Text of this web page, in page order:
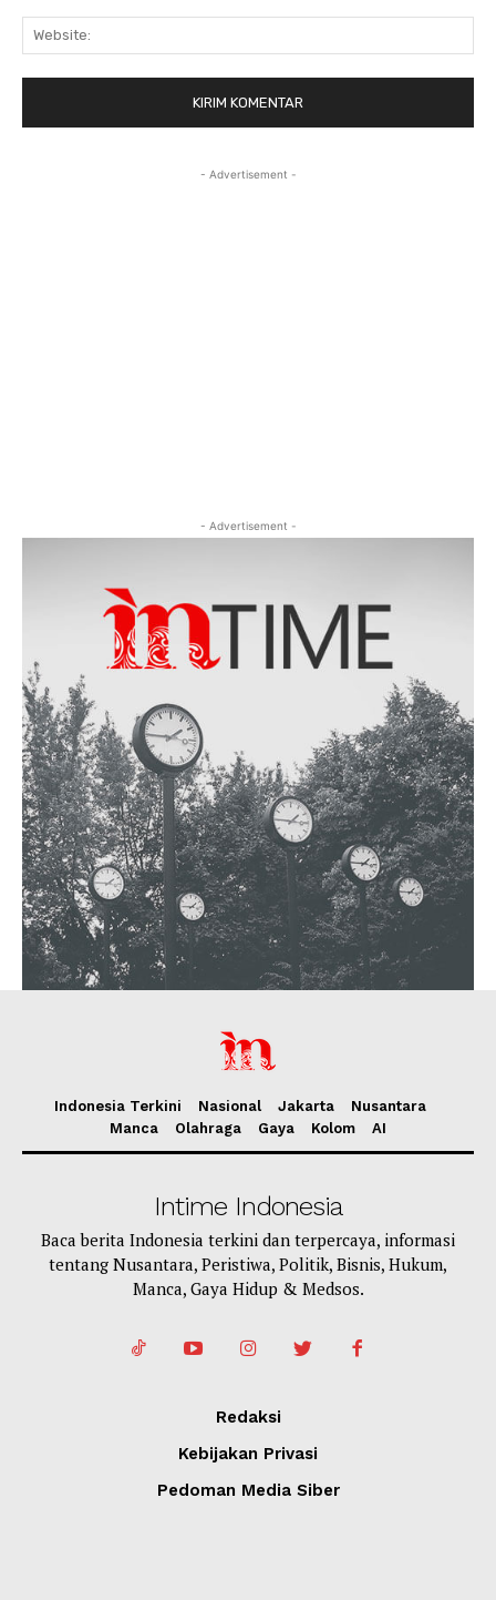
- Advertisement -
- Advertisement -
Indonesia Terkini Nasional Jakarta
Nusantara
Manca
Olahraga Gaya Kolom AI
Intime Indonesia
Baca berita Indonesia terkini dan terpercaya, informasi
tentang Nusantara, Peristiwa, Politik, Bisnis, Hukum,
Manca, Gaya Hidup & Medsos.
Redaksi
Kebijakan Privasi
Pedoman Media Siber